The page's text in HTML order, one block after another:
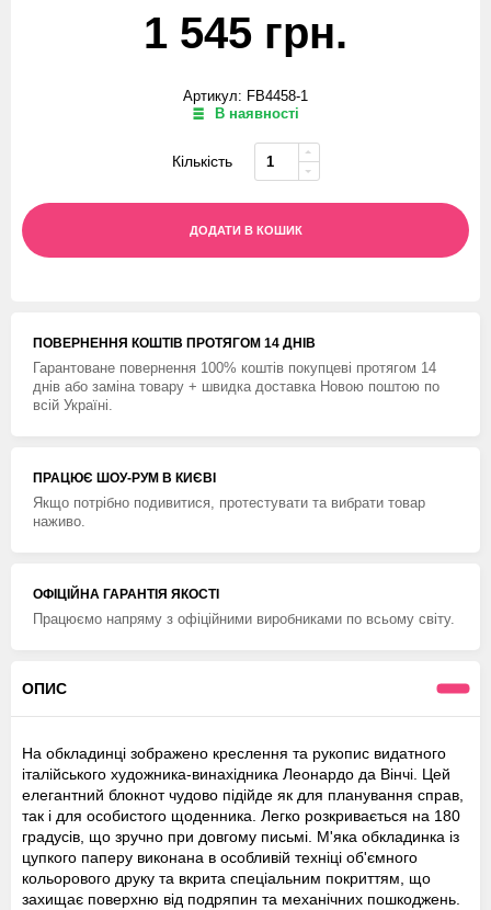
1 545 грн.
Артикул: FB4458-1
В наявності
Кількість
ДОДАТИ В КОШИК
ПОВЕРНЕННЯ КОШТIВ ПРОТЯГОМ 14 ДНIВ
Гарантоване повернення 100% коштів покупцеві протягом 14
днів або заміна товару + швидка доставка Новою поштою по
всій Україні.
ПРАЦЮЄ ШОУ-РУМ В КИЄВІ
Якщо потрібно подивитися, протестувати та вибрати товар
наживо.
ОФІЦІЙНА ГАРАНТІЯ ЯКОСТІ
Працюємо напряму з офіційними виробниками по всьому світу.
ОПИС
На обкладинці зображено креслення та рукопис видатного
італійського художника-винахідника Леонардо да Вінчі. Цей
елегантний блокнот чудово підійде як для планування справ,
так і для особистого щоденника. Легко розкривається на 180
градусів, що зручно при довгому письмі. М'яка обкладинка із
цупкого паперу виконана в особливій техніці об'ємного
кольорового друку та вкрита спеціальним покриттям, що
захищає поверхню від подряпин та механічних пошкоджень.